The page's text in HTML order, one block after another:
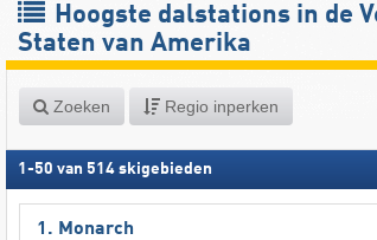
Hoogste dalstations in de
Staten van Amerika
Zoeken Regio inperken
1 -50 van 514 skigebieden
1. Monarch